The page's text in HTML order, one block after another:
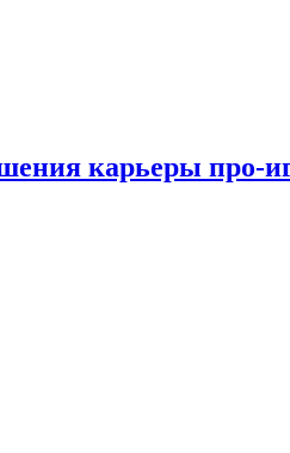
карьеры про-